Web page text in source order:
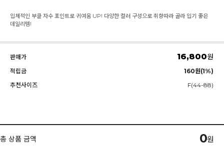
입체적인 부클 자수 포인트로 귀여움 UP! 다양한 컬러 구성으로 취향따라 골라 입기 좋은
데일리템!
판매가 16,800원
적립금
160원(1%)
추천사이즈
F(44-88)
총 상품 금액 0원